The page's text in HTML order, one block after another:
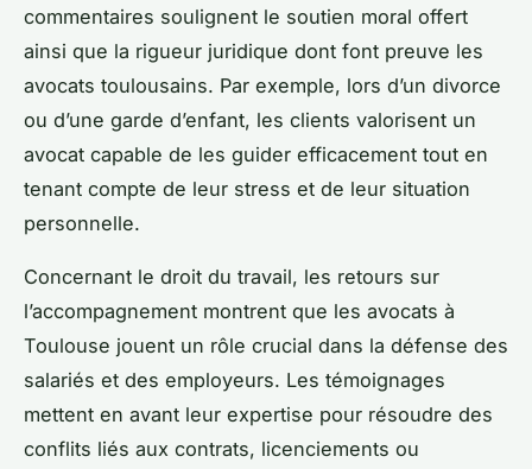
commentaires soulignent le soutien moral offert
ainsi que la rigueur juridique dont font preuve les
avocats toulousains. Par exemple, lors d’un divorce
ou d’une garde d’enfant, les clients valorisent un
avocat capable de les guider efficacement tout en
tenant compte de leur stress et de leur situation
personnelle.
Concernant le droit du travail, les retours sur
l’accompagnement montrent que les avocats à
Toulouse jouent un rôle crucial dans la défense des
salariés et des employeurs. Les témoignages
mettent en avant leur expertise pour résoudre des
conflits liés aux contrats, licenciements ou